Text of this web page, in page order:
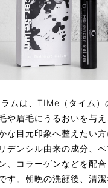
ムは、TIMe（タイム）
や眉毛にうるおいを与
な目元印象へ整えたい方
デンシル由来の成分、
、コラーゲンなどを配
す。朝晩の洗顔後、清